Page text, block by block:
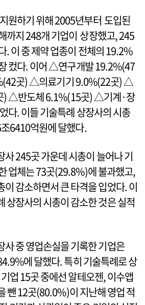
원하기 위해 2005년부터 도입된
까지 248개 기업이 상장했고, 245
. 이 중 제약 업종이 전체의 19.2%
컸다. 이어 △연구개발 19.2%(47
곳) △의료기기 9.0%(22곳) △
) △반도체 6.1%(15곳) △기계·장
다. 이들 기술특례 상장사의 시총
6410억원에 달했다.
사 245곳 가운데 시총이 늘어나 기
업체는 73곳(29.8%)에 불과했고,
이 감소하면서 큰 타격을 입었다. 이
상장사의 시총이 감소한 것은 실적
사 중 영업손실을 기록한 기업은
에 달했다. 특히 기술특례로 상
업 15곳 중에선 알테오젠, 이수앱
뺀 12곳(80.0%)이 지난해 영업 적